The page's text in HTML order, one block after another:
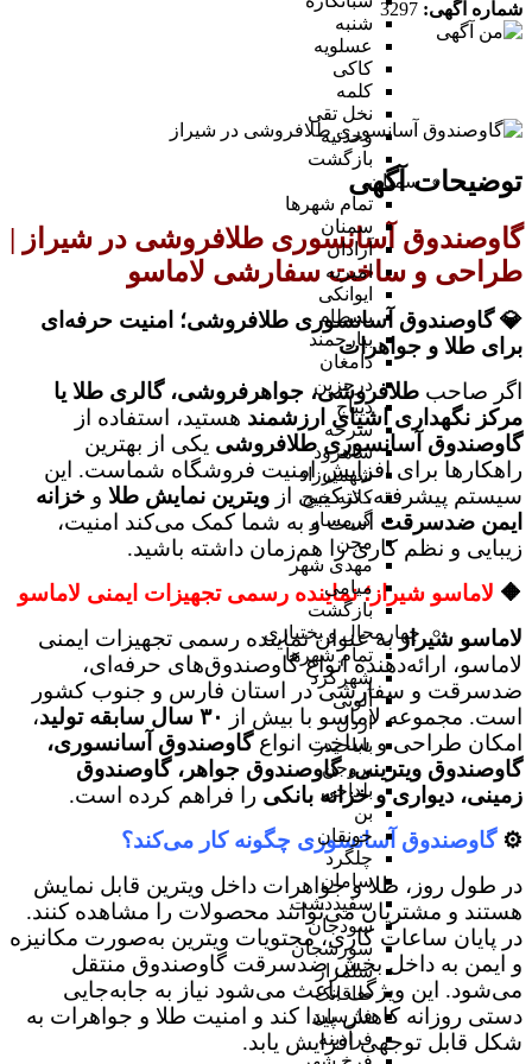
شنبه
عسلویه
کاکی
کلمه
نخل تقی
وحدتیه
بازگشت
سمنان
تمام شهر‌ها
سمنان
آرادان
امیریه
ایوانکی
بسطام
بیارجمند
دامغان
درجزین
دیباج
سرخه
شاهرود
شهمیرزاد
کلاته خیج
گرمسار
مجن
مهدی شهر
میامی
بازگشت
چهارمحال و بختیاری
تمام شهر‌ها
شهرکرد
آلونی
اردل
باباحیدر
بروجن
بلداجی
بن
جونقان
چلگرد
سامان
سفیددشت
سودجان
سورشجان
شلمزار
طاقانک
فارسان
فرادبنه
شماره آگهی: 3297
توضیحات آگهی
گاوصندوق آسانسوری طلافروشی در شیراز |
طراحی و ساخت سفارشی لاماسو
💎 گاوصندوق آسانسوری طلافروشی؛ امنیت حرفه‌ای
برای طلا و جواهرات
اگر صاحب طلافروشی، جواهرفروشی، گالری طلا یا
مرکز نگهداری اشیای ارزشمندهستید، استفاده از
گاوصندوق آسانسوری طلافروشییکی از بهترین
راهکارها برای افزایش امنیت فروشگاه شماست. این
سیستم پیشرفته، ترکیبی از ویترین نمایش طلاو خزانه
ایمن ضدسرقتاست و به شما کمک می‌کند امنیت،
زیبایی و نظم کاری را هم‌زمان داشته باشید.
🔶لاماسو شیراز؛ نماینده رسمی تجهیزات ایمنی لاماسو
لاماسو شیرازبه عنوان نماینده رسمی تجهیزات ایمنی
لاماسو، ارائه‌دهنده انواع گاوصندوق‌های حرفه‌ای،
ضدسرقت و سفارشی در استان فارس و جنوب کشور
است. مجموعه لاماسو با بیش از
۳۰ سال سابقه تولید
،
امکان طراحی و ساخت انواع گاوصندوق آسانسوری،
گاوصندوق ویترینی، گاوصندوق جواهر، گاوصندوق
زمینی، دیواری و خزانه بانکیرا فراهم کرده است.
⚙️ گاوصندوق آسانسوری چگونه کار می‌کند؟
در طول روز، طلا و جواهرات داخل ویترین قابل نمایش
هستند و مشتریان می‌توانند محصولات را مشاهده کنند.
در پایان ساعات کاری، محتویات ویترین به‌صورت مکانیزه
و ایمن به داخل بخش ضدسرقت گاوصندوق منتقل
می‌شود. این ویژگی باعث می‌شود نیاز به جابه‌جایی
دستی روزانه کاهش پیدا کند و امنیت طلا و جواهرات به
شکل قابل توجهی افزایش یابد.